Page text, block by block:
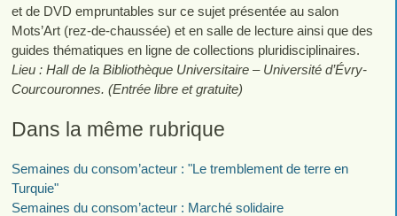
et de DVD empruntables sur ce sujet présentée au salon
Mots’Art (rez-de-chaussée) et en salle de lecture ainsi que des
guides thématiques en ligne de collections pluridisciplinaires.
Lieu : Hall de la Bibliothèque Universitaire – Université d’Évry-
Courcouronnes. (Entrée libre et gratuite)
Dans la même rubrique
Semaines du consom’acteur : "Le tremblement de terre en
Turquie"
Semaines du consom’acteur : Marché solidaire